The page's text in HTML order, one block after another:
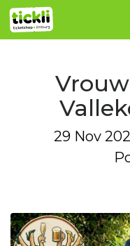
29 Nov